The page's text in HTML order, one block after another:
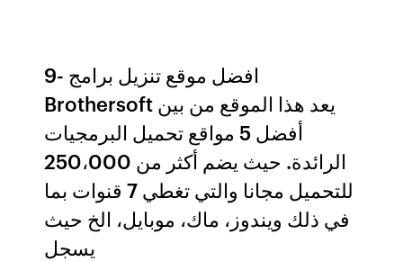
9- افضل موقع تنزيل برامج
Brothersoft يعد هذا الموقع من بين
أفضل 5 مواقع تحميل البرمجيات
الرائدة. حيث يضم أكثر من 250،000
للتحميل مجانا والتي تغطي 7 قنوات بما
في ذلك ويندوز، ماك، موبايل، الخ حيث
يسجل